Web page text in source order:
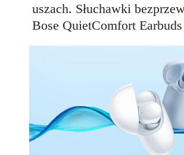
uszach. Słuchawki
Bose QuietComfort